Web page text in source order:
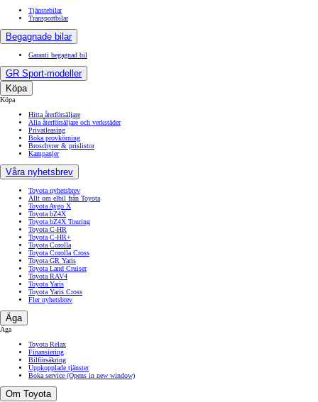
Tjänstebilar
Transportbilar
Begagnade bilar
Garanti begagnad bil
GR Sport-modeller
Köpa
Köpa
Hitta återförsäljare
Alla återförsäljare och verkstäder
Privatleasing
Boka provkörning
Broschyrer & prislistor
Kampanjer
Våra nyhetsbrev
Toyota nyhetsbrev
Allt om elbil från Toyota
Toyota Aygo X
Toyota bZ4X
Toyota bZ4X Touring
Toyota C-HR
Toyota C-HR+
Toyota Corolla
Toyota Corolla Cross
Toyota GR Yaris
Toyota Land Cruiser
Toyota RAV4
Toyota Yaris
Toyota Yaris Cross
Fler nyhetsbrev
Äga
Äga
Toyota Relax
Finansiering
Bilförsäkring
Uppkopplade tjänster
Boka service (Opens in new window)
Om Toyota